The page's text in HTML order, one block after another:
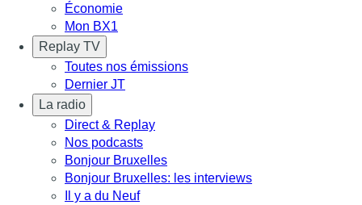
Économie
Mon BX1
Replay TV
Toutes nos émissions
Dernier JT
La radio
Direct & Replay
Nos podcasts
Bonjour Bruxelles
Bonjour Bruxelles: les interviews
Il y a du Neuf